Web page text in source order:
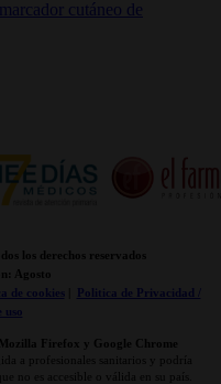
cutáneo de
los derechos reservados
Agosto
de cookies|
Politica de Privacidad /
uso
Firefox y Google Chrome
a profesionales sanitarios y podría
no es accesible o válida en su país.